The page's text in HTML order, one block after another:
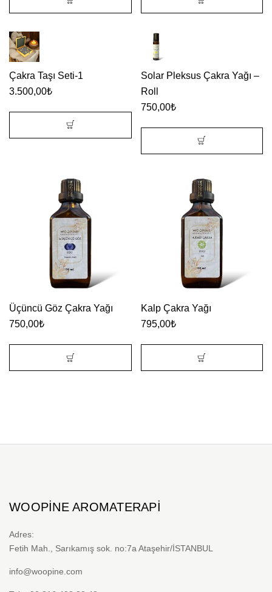
Çakra Taşı Seti-1
3.500,00₺
Solar Pleksus Çakra Yağı –
Roll
750,00₺
Üçüncü Göz Çakra Yağı
750,00₺
Kalp Çakra Yağı
795,00₺
WOOPINE AROMATERAPI
Adres:
Fetih Mah., Sarıkamış sok. no:7a Ataşehir/İSTANBUL
info@woopine.com